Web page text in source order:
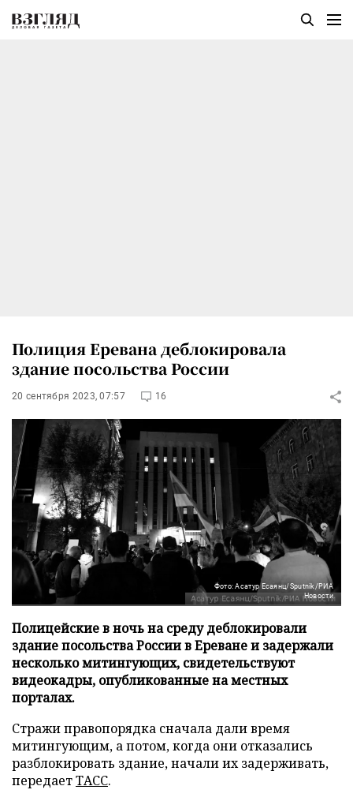
Полиция Еревана деблокировала
здание посольства России
20 сентября 2023, 07:57 16
Фото: Асатур Есаянц/Sputnik/РИА
Новости
Полицейские в ночь на среду деблокировали
здание посольства России в Ереване и задержали
несколько митингующих, свидетельствуют
видеокадры, опубликованные на местных
порталах.
Стражи правопорядка сначала дали время
митингующим, а потом, когда они отказались
разблокировать здание, начали их задерживать,
передаетТАСС.